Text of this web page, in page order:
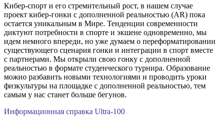
Кибер-спорт и его стремительный рост, в нашем случае
проект кибер-гонки с дополненной реальностью (AR) пока
остается уникальным в Мире. Тенденции современности
диктуют потребности в спорте и экшене одновременно, мы
идем немного впереди, но уже думаем о переформатировании
существующего сценария гонки и интеграции в спорт вместе
с партнерами. Мы открыли свою гонку с дополненной
реальностью в формате студенческого турнира. Образование
можно разбавить новыми технологиями и проводить уроки
физкультуры на площадке с дополненной реальностью, тем
самым у нас станет больше бегунов.
Информационная справка Ultra-100